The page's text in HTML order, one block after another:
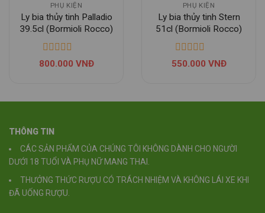
PHỤ KIỆN
Ly bia thủy tinh Palladio
39.5cl (Bormioli Rocco)
800.000 VNĐ
PHỤ KIỆN
Ly bia thủy tinh Stern
51cl (Bormioli Rocco)
550.000 VNĐ
THÔNG TIN
CÁC SẢN PHẨM CỦA CHÚNG TÔI KHÔNG DÀNH CHO NGƯỜI
DƯỚI 18 TUỔI VÀ PHỤ NỮ MANG THAI.
THƯỞNG THỨC RƯỢU CÓ TRÁCH NHIỆM VÀ KHÔNG LÁI XE KHI
ĐÃ UỐNG RƯỢU.